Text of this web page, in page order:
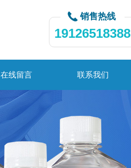
销售热线
19126518388
在线留言 联系我们